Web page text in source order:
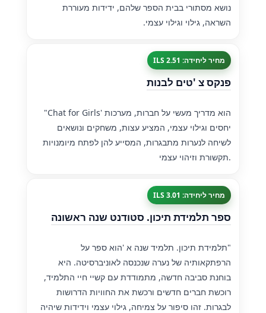
נושא מסתורי בבית הספר שלהם, ידידות מעוררת
השראה, גילוי וגילוי עצמי.
מחיר ליחידה: 2.51 ILS
פנקס צ 'טים לבנות
"Chat for Girls' הוא מדריך מעשי על חברות, מערכות
יחסים וגילוי עצמי, המציע עצות, משחקים ונושאים
לשיחה לנערות מתבגרות, המסייע להן לפתח מיומנויות
תקשורת וזיהוי עצמי.
מחיר ליחידה: 3.01 ILS
ספר תלמידת תיכון. סטודנט שנה ראשונה
"תלמידת תיכון. תלמיד שנה א 'הוא ספר על
הרפתקאותיה של נערה שנכנסה לאוניברסיטה. היא
בוחנת סביבה חדשה, מתמודדת עם קשיי חיי התלמיד,
רוכשת חברים חדשים ורכשת את החוויות הדרושות
לבגרות. זהו סיפור על צמיחה, גילוי עצמי וידידות שיהיה